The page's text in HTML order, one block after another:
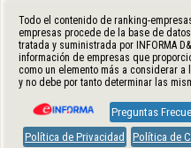
Todo el contenido de ranking-
empresas procede de la base de datos
tratada y suministrada por INFORMA
información de empresas que
como un elemento más a considerar
y no debe por tanto determinar las
Preguntas
Política de Privacidad
Política de